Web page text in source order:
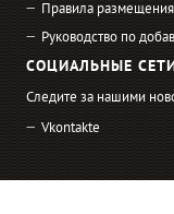
Правила
Руководство по
СОЦИАЛЬНЫЕ
Следите за нашими
Vkontakte